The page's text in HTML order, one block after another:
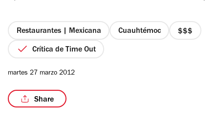
estrellas
Restaurantes | Mexicana Cuauhtémoc
precio
Crítica de Time Out
martes 27 marzo 2012
Share